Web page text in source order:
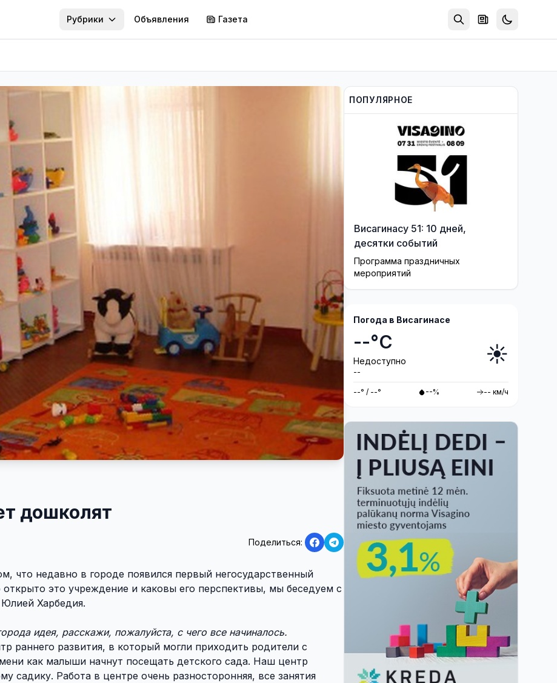
Рубрики Объявления Газета
дошколят
Поделиться:
что недавно в городе появился первый негосударственный
это учреждение и каковы его перспективы, мы беседуем с
Юлией Харбедия.
идея, расскажи, пожалуйста, с чего все начиналось.
раннего развития, в который могли приходить родители с
как малыши начнут посещать детского сада. Наш центр
садику. Работа в центре очень разносторонняя, все занятия
ПОПУЛЯРНОЕ
Висагинасу 51: 10 дней,
десятки событий
Программа праздничных
мероприятий
Погода в Висагинасе
--°C
Недоступно
--
☀️
--° / --° --% -- км/ч